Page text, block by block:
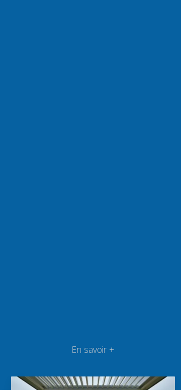
En savoir +